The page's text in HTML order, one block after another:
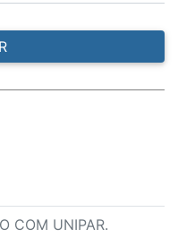
COM UNIPAR.